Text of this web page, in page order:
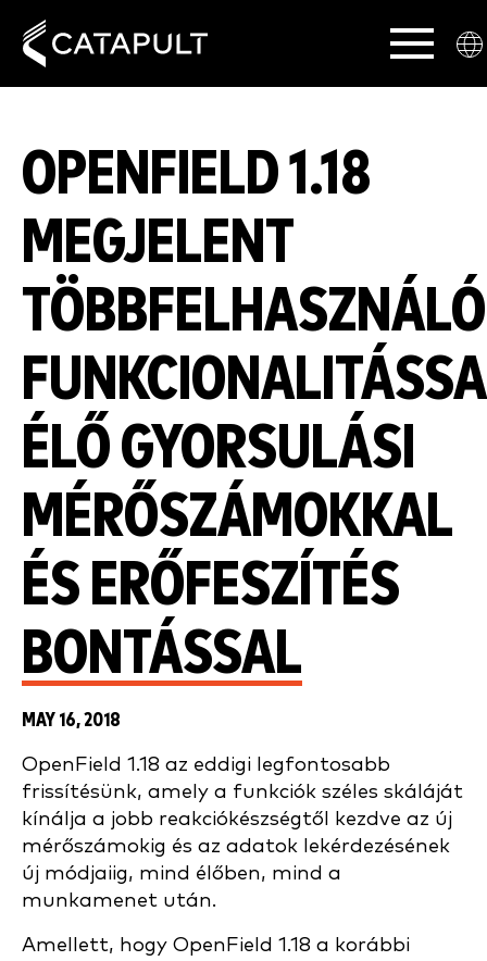
OPENFIELD 1.18
MEGJELENT
ÉLŐ GYORSULÁSI
MÉRŐSZÁMOKKAL
ÉS ERŐFESZÍTÉS
BONTÁSSAL
MAY 16, 2018
OpenField 1.18 az eddigi legfontosabb
frissítésünk, amely a funkciók széles skáláját
kínálja a jobb reakciókészségtől kezdve az új
mérőszámokig és az adatok lekérdezésének
új módjaiig, mind élőben, mind a
munkamenet után.
Amellett, hogy OpenField 1.18 a korábbi